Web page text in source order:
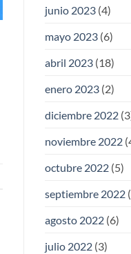
junio 2023(4)
mayo 2023(6)
abril 2023(18)
enero 2023(2)
diciembre 2022
noviembre 2022
octubre 2022(5)
septiembre 2022
agosto 2022(6)
julio 2022(3)